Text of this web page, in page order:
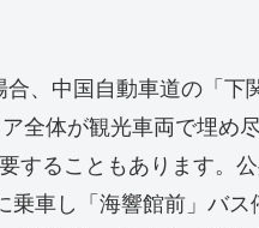
、中国自動車道の「下
全体が観光車両で埋め
することもあります。
車し「海響館前」バ